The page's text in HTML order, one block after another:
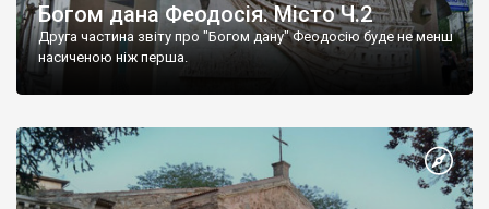
Богом дана Феодосія. Місто Ч.2
Друга частина звіту про "Богом дану" Феодосію буде не менш
насиченою ніж перша.